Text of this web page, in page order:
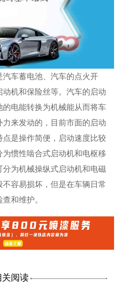
车蓄电池、汽车的点火开
机和保险丝等。汽车的启动
电能转换为机械能从而将车
来发动的，目前市面的启动
是操作简便，启动速度比较
惯性啮合式启动机和电枢移
为机械操纵式启动机和电磁
容易损坏，但是在车辆日常
和维护。
关阅读